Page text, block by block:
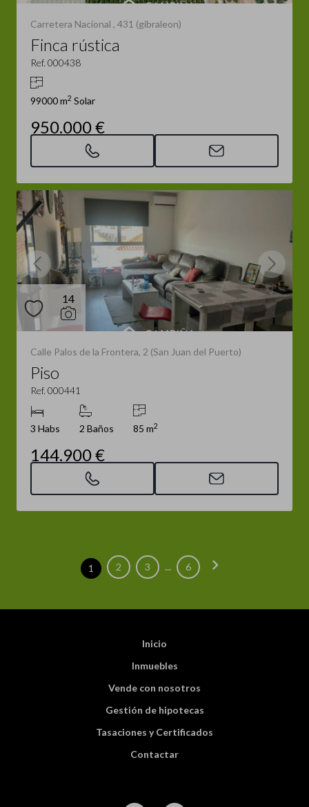
Carretera Nacional , 431 (gibraleon)
Finca rústica
Ref. 000438
99000 m2 Solar
950.000 €
14
Calle Palos de la Frontera, 2 (San Juan del Puerto)
Piso
Ref. 000441
3 Habs 2 Baños 85 m2
144.900 €
1 2 3 ... 6 chevron_right
Inicio
Inmuebles
Vende con nosotros
Gestión de hipotecas
Tasaciones y Certificados
Contactar